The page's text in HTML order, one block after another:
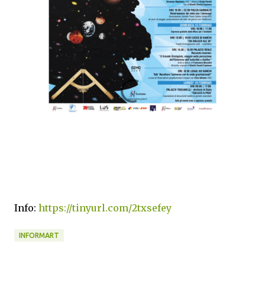
Info: https://tinyurl.com/2txsefey
INFORMART